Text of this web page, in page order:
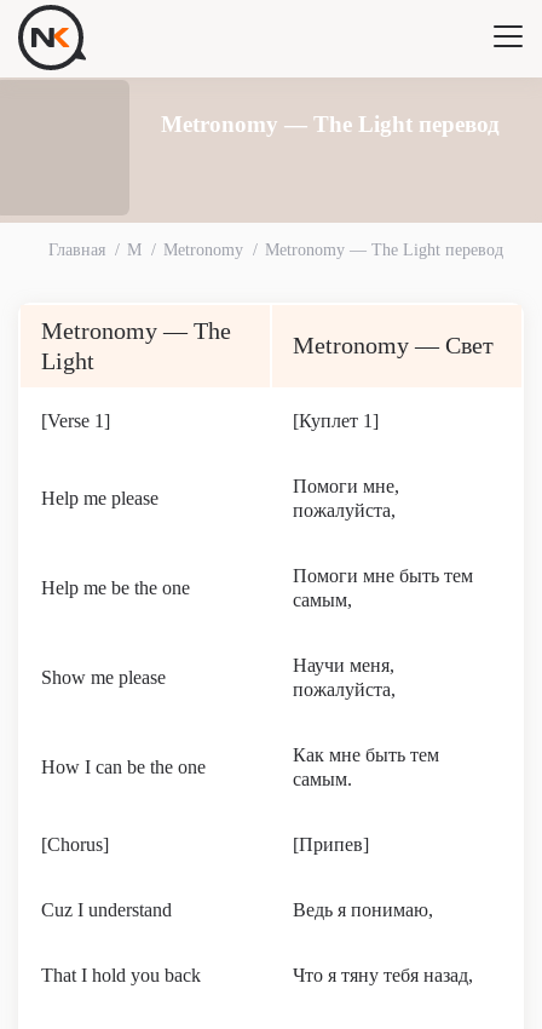
Metronomy — The Light перевод
Главная M Metronomy Metronomy — The Light перевод
Metronomy — The
Light
Metronomy — Свет
[Verse 1] [Куплет 1]
Help me please
Помоги мне,
пожалуйста,
Help me be the one
Помоги мне быть тем
самым,
Show me please
Научи меня,
пожалуйста,
How I can be the one
Как мне быть тем
самым.
[Chorus] [Припев]
Cuz I understand Ведь я понимаю,
That I hold you back Что я тяну тебя назад,